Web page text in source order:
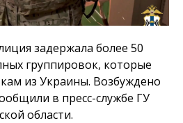
задержала более 50
группировок, которые
из Украины. Возбуждено
в пресс-службе ГУ
области.